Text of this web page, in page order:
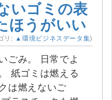
いゴミの表
ほうがいい
リ: ▲環境ビジネスデータ集)
ごみ。 日常でよ
紙ゴミは燃える
は燃えないご